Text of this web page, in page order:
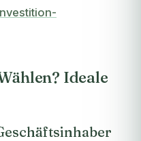
Ideale